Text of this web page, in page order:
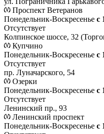
Проспект Ветеранов
Понедельник-Воскресенье с
Отсутствует
Колпинское шоссе, 32
Купчино
Понедельник-Воскресенье с
Отсутствует
пр. Луначарского, 54
Озерки
Понедельник-Воскресенье с
Отсутствует
Ленинский пр., 93
Ленинский проспект
Понедельник-Воскресенье с